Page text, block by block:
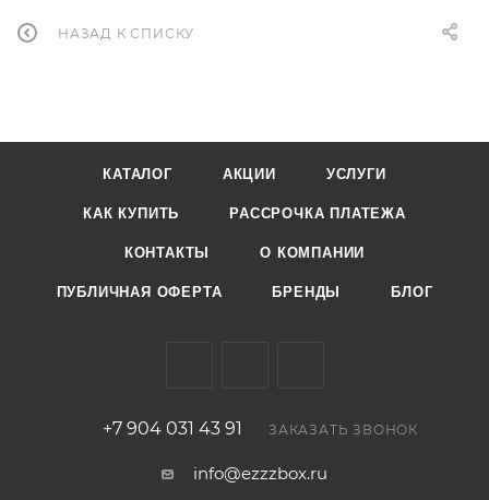
НАЗАД К СПИСКУ
КАТАЛОГ АКЦИИ УСЛУГИ
КАК КУПИТЬ РАССРОЧКА ПЛАТЕЖА
КОНТАКТЫ О КОМПАНИИ
ПУБЛИЧНАЯ ОФЕРТА БРЕНДЫ БЛОГ
+7 904 031 43 91 ЗАКАЗАТЬ ЗВОНОК
info@ezzzbox.ru